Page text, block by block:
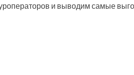
и выводим самые